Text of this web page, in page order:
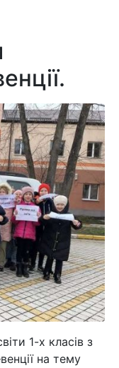
1-х класів з
на тему